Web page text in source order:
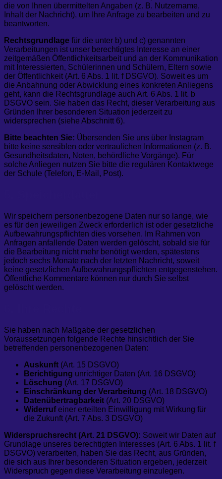
die von Ihnen übermittelten Angaben (z. B. Nutzername,
Inhalt der Nachricht), um Ihre Anfrage zu bearbeiten und zu
beantworten.
Rechtsgrundlage für die unter b) und c) genannten
Verarbeitungen ist unser berechtigtes Interesse an einer
zeitgemäßen Öffentlichkeitsarbeit und an der Kommunikation
mit Interessierten, Schülerinnen und Schülern, Eltern sowie
der Öffentlichkeit (Art. 6 Abs. 1 lit. f DSGVO). Soweit es um
die Anbahnung oder Abwicklung eines konkreten Anliegens
geht, kann die Rechtsgrundlage auch Art. 6 Abs. 1 lit. b
DSGVO sein. Sie haben das Recht, dieser Verarbeitung aus
Gründen Ihrer besonderen Situation jederzeit zu
widersprechen (siehe Abschnitt 6).
Bitte beachten Sie: Übersenden Sie uns über Instagram
bitte keine sensiblen oder vertraulichen Informationen (z. B.
Gesundheitsdaten, Noten, behördliche Vorgänge). Für
solche Anliegen nutzen Sie bitte die regulären Kontaktwege
der Schule (Telefon, E-Mail, Post).
Wir speichern personenbezogene Daten nur so lange, wie
es für den jeweiligen Zweck erforderlich ist oder gesetzliche
Aufbewahrungspflichten dies vorsehen. Im Rahmen von
Anfragen anfallende Daten werden gelöscht, sobald sie für
die Bearbeitung nicht mehr benötigt werden, spätestens
jedoch sechs Monate nach der letzten Nachricht, soweit
keine gesetzlichen Aufbewahrungspflichten entgegenstehen.
Öffentliche Kommentare können nur durch Sie selbst
gelöscht werden.
Sie haben nach Maßgabe der gesetzlichen
Voraussetzungen folgende Rechte hinsichtlich der Sie
betreffenden personenbezogenen Daten:
Auskunft (Art. 15 DSGVO)
Berichtigung unrichtiger Daten (Art. 16 DSGVO)
Löschung (Art. 17 DSGVO)
Einschränkung der Verarbeitung (Art. 18 DSGVO)
Datenübertragbarkeit (Art. 20 DSGVO)
Widerrufeiner erteilten Einwilligung mit Wirkung für
die Zukunft (Art. 7 Abs. 3 DSGVO)
Widerspruchsrecht (Art. 21 DSGVO): Soweit wir Daten auf
Grundlage unseres berechtigten Interesses (Art. 6 Abs. 1 lit. f
DSGVO) verarbeiten, haben Sie das Recht, aus Gründen,
die sich aus Ihrer besonderen Situation ergeben, jederzeit
Widerspruch gegen diese Verarbeitung einzulegen.